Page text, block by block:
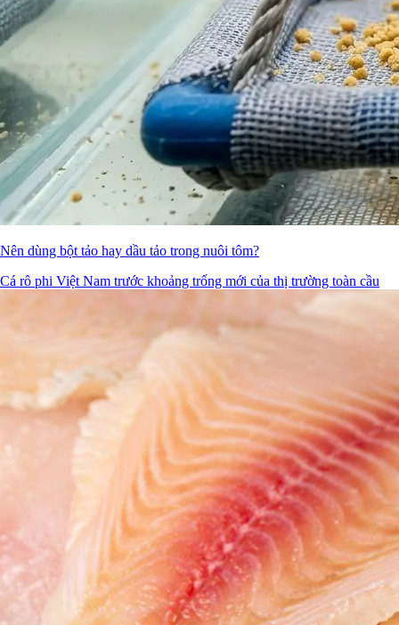
Nên dùng bột tảo hay dầu tảo trong nuôi tôm?
Cá rô phi Việt Nam trước khoảng trống mới của thị trường toàn cầu